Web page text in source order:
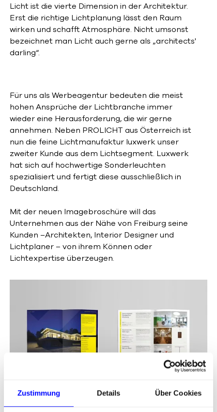
Zustimmung Details Über Cookies
Licht ist die vierte Dimension in der Architektur.
Erst die richtige Lichtplanung lässt den Raum
wirken und schafft Atmosphäre. Nicht umsonst
bezeichnet man Licht auch gerne als „architects'
darling“.
Für uns als Werbeagentur bedeuten die meist
hohen Ansprüche der Lichtbranche immer
wieder eine Herausforderung, die wir gerne
annehmen. Neben PROLICHT aus Österreich ist
nun die feine Lichtmanufaktur luxwerk unser
zweiter Kunde aus dem Lichtsegment. Luxwerk
hat sich auf hochwertige Sonderleuchten
spezialisiert und fertigt diese ausschließlich in
Deutschland.
Mit der neuen Imagebroschüre will das
Unternehmen aus der Nähe von Freiburg seine
Kunden –Architekten, Interior Designer und
Lichtplaner – von ihrem Können oder
Lichtexpertise überzeugen.